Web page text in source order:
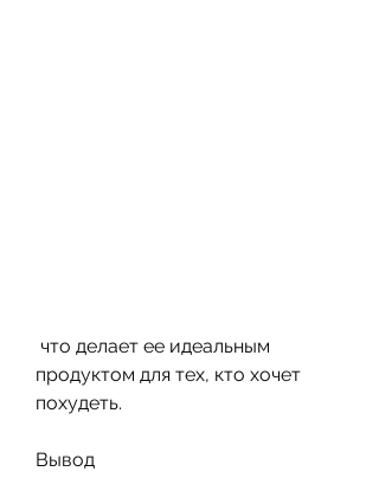
продуктом для тех, кто хочет
похудеть.
Вывод